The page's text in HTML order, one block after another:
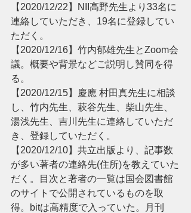
【2020/12/22】NII高野先生より33名に
連絡していただき、19名に登録してい
ただく。
【2020/12/16】竹内郁雄先生とZoom会
議。概要や背景などご説明し賛同を得
る。
【2020/12/15】慶應 村田真先生に相談
し、竹内先生、萩谷先生、柴山先生、
湯浅先生、吉川先生に連絡していただ
き、登録していただく。
【2020/12/10】共立出版より、記事数
が多い著者の連絡先(住所)を教えていた
だく。目次と著者の一覧は国会図書館
のサイトで公開されているものを取
得。bitは高精度で入っていた。月刊